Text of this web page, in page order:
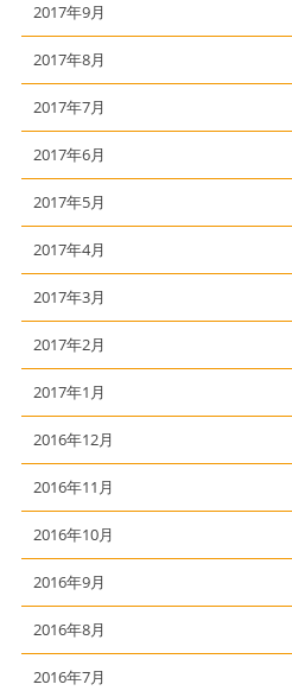
2017年9月
2017年8月
2017年7月
2017年6月
2017年5月
2017年4月
2017年3月
2017年2月
2017年1月
2016年12月
2016年11月
2016年10月
2016年9月
2016年8月
2016年7月